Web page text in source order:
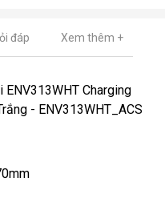
đáp Xem thêm +
Charging
- ENV313WHT_ACS